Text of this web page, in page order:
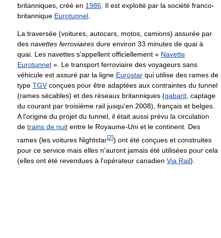
britanniques, créé en 1986. Il est exploité par la société franco-
britannique Eurotunnel.
La traversée (voitures, autocars, motos, camions) assurée par
des navettes ferroviaires dure environ 33 minutes de quai à
quai. Les navettes s'appellent officiellement « Navette
Eurotunnel ». Le transport ferroviaire des voyageurs sans
véhicule est assuré par la ligne Eurostar qui utilise des rames de
type TGVconçues pour être adaptées aux contraintes du tunnel
(rames sécables) et des réseaux britanniques (gabarit, captage
du courant par troisième rail jusqu'en 2008), français et belges.
A l'origine du projet du tunnel, il était aussi prévu la circulation
de trains de nuit entre le Royaume-Uni et le continent. Des
rames (les voitures Nightstar[2]) ont été conçues et construites
pour ce service mais elles n'auront jamais été utilisées pour cela
(elles ont été revendues à l'opérateur canadien Via Rail).